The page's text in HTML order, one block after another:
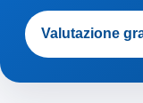
Valutazione